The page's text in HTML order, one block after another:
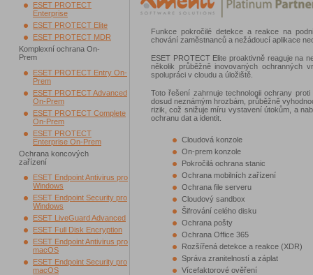
ESET PROTECT
Enterprise
ESET PROTECT Elite
ESET PROTECT MDR
Komplexní ochrana On-
Prem
ESET PROTECT Entry On-
Prem
ESET PROTECT Advanced
On-Prem
ESET PROTECT Complete
On-Prem
ESET PROTECT
Enterprise On-Prem
Ochrana koncových
zařízení
ESET Endpoint Antivirus pro
Windows
ESET Endpoint Security pro
Windows
ESET LiveGuard Advanced
ESET Full Disk Encryption
ESET Endpoint Antivirus pro
macOS
ESET Endpoint Security pro
macOS
Funkce pokročilé detekce a reakce na
chování zaměstnanců a nežádoucí aplikace
ESET PROTECT Elite proaktivně reaguje na
několik průběžně inovovaných ochranných
spolupráci v cloudu a úložiště.
Toto řešení zahrnuje technologii ochrany
dosud neznámým hrozbám, průběžně
rizik, což snižuje míru vystavení útokům, a
ochranu dat a identit.
Cloudová konzole
On-prem konzole
Pokročilá ochrana stanic
Ochrana mobilních zařízení
Ochrana file serveru
Cloudový sandbox
Šifrování celého disku
Ochrana pošty
Ochrana Office 365
Rozšířená detekce a reakce (XDR)
Správa zranitelností a záplat
Vícefaktorové ověření